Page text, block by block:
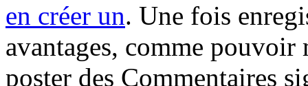
en créer un. Une fois
avantages, comme
poster des Commentaires